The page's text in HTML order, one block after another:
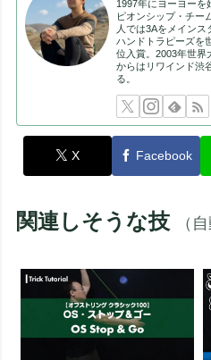
1997年にヨーヨーを
ピオンシップ・チー
人では3Aをメイン
ハンドトラピーズを
位入賞。2003年世界
からはリワインド渋
る。
X Facebook
関連しそうな技 （